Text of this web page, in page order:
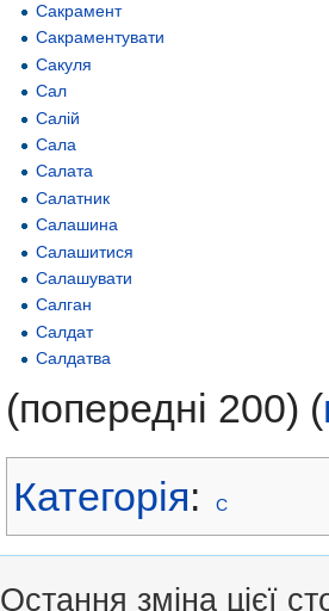
Сакрамент
Сакраментувати
Сакуля
Сал
Салій
Сала
Салата
Салатник
Салашина
Салашитися
Салашувати
Салган
Салдат
Салдатва
(попередні 200) (
Категорія: С
Остання зміна цієї